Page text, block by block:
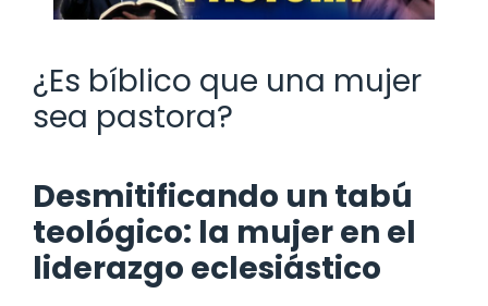
¿Es bíblico que una mujer
sea pastora?
Desmitificando un tabú
teológico: la mujer en el
liderazgo eclesiástico